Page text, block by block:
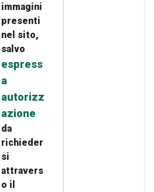
immagini
presenti
nel sito,
salvo
espress
a
autorizz
azione
da
richieder
si
attravers
o il